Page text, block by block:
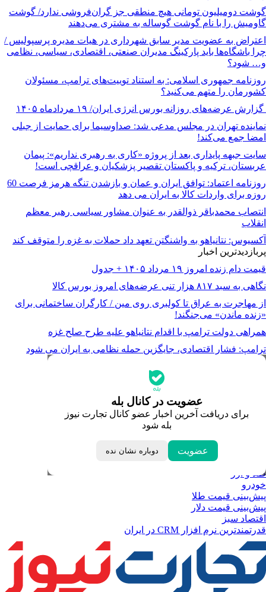
گوشت دومیلیون تومانی هیچ منطقی جز گران‌فروشی ندارد/ گوشت
گاومیش را با نام گوشت گوساله به مشتری می‌دهند
اعتراض به عضویت مدیر سابق شهرداری در هیات مدیره پرسپولیس /
چرا باشگاه‌ها باید پارکینگ مدیران صنعتی، اقتصادی، سیاسی، نظامی
و… شود؟
روزنامه جمهوری اسلامی: به استناد توییت‌های ترامپ، مسئولان
کشورمان را متهم می‌کنید؟
گزارش عرضه‌های روزانه بورس انرژی ایران/ ۱۹ مردادماه ۱۴۰۵
نماینده تهران در مجلس مدعی شد: صداوسیما برای حمایت از جبلی
امضا جمع می‌کند!
سایت جبهه پایداری بعد از پروژه «کاری به رهبری نداریم»: پیمان
عربستان، ترکیه و پاکستان تقصیر پزشکیان و عراقچی است!
روزنامه اعتماد: توافق ایران و عمان و بازشدن تنگه هرمز فرصت 60
روزه برای واردات کالا به ایران می دهد
انتصاب محمدباقر ذوالقدر به عنوان مشاور سیاسی رهبر معظم
انقلاب
آکسیوس: نتانیاهو به واشنگتن تعهد داد حملات به غزه را متوقف کند
پربازدیدترین اخبار
قیمت دام زنده امروز ۱۹ مرداد ۱۴۰۵ + جدول
نگاهی به سبد ۸۱۷ هزار تنی عرضه‌های امروز بورس کالا
از مهاجرت به عراق تا کولبری روی مین / کارگران ساختمانی برای
«زنده ماندن» می‌جنگند!
همراهی دولت ترامپ با اقدام نتانیاهو علیه طرح صلح غزه
ترامپ: فشار اقتصادی، جایگزین حمله نظامی به ایران می شود
عضویت در کانال بله
برای دریافت آخرین اخبار عضو کانال تجارت نیوز
بله شود
عضویت دوباره نشان نده
جدیدترین قیمت‌ها
قیمت درهم امارات
لحظه تحویل سال
داغ‌ترین‌های اقتصادی
طلا و ارز
خودرو
پیش‌بینی قیمت طلا
پیش‌بینی قیمت دلار
اقتصاد سبز
قدرتمندترین نرم‌ افزار CRM در ایران